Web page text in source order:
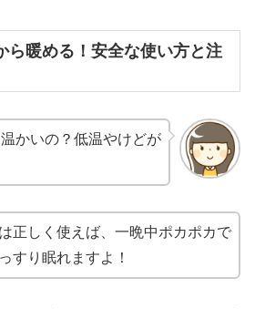
ら暖める！安全な使い方と注
かいの？低温やけどが
正しく使えば、一晩中ポカポカで
すり眠れますよ！